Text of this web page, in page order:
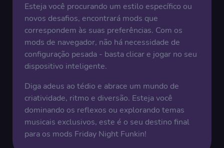
Esteja você procurando um estilo específico ou
novos desafios, encontrará mods que
correspondem às suas preferências. Com os
mods de navegador, não há necessidade de
configuração pesada - basta clicar e jogar no seu
dispositivo inteligente.
Diga adeus ao tédio e abrace um mundo de
criatividade, ritmo e diversão. Esteja você
dominando os reflexos ou explorando temas
musicais exclusivos, este é o seu destino final
para os mods Friday Night Funkin!